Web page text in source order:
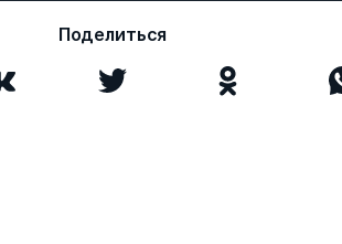
Поделиться